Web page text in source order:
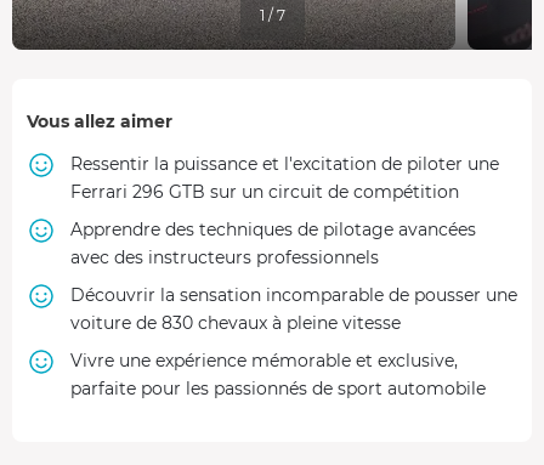
1 / 7
Vous allez aimer
Ressentir la puissance et l'excitation de piloter une
Ferrari 296 GTB sur un circuit de compétition
Apprendre des techniques de pilotage avancées
avec des instructeurs professionnels
Découvrir la sensation incomparable de pousser une
voiture de 830 chevaux à pleine vitesse
Vivre une expérience mémorable et exclusive,
parfaite pour les passionnés de sport automobile